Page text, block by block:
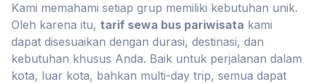
Kami memahami setiap grup memiliki kebutuhan unik.
Oleh karena itu, tarif sewa bus pariwisata kami
dapat disesuaikan dengan durasi, destinasi, dan
kebutuhan khusus Anda. Baik untuk perjalanan dalam
kota, luar kota, bahkan multi-day trip, semua dapat